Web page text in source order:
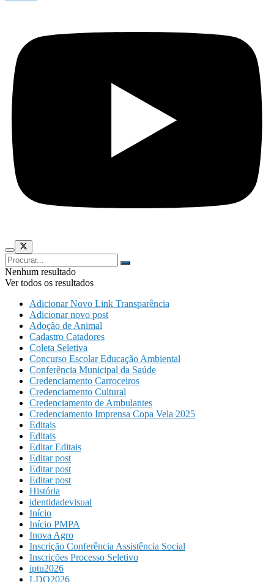
Nenhum resultado
Ver todos os resultados
Adicionar Novo Link Transparência
Adicionar novo post
Adoção de Animal
Cadastro Catadores
Coleta Seletiva
Concurso Escolar Educação Ambiental
Conferência Municipal da Saúde
Credenciamento Carroceiros
Credenciamento Cultural
Credenciamento de Ambulantes
Credenciamento Imprensa Copa Vela 2025
Editais
Editais
Editar Editais
Editar post
Editar post
Editar post
História
identidadevisual
Início
Início PMPA
Inova Agro
Inscrição Conferência Assistência Social
Inscrições Processo Seletivo
iptu2026
LDO2026